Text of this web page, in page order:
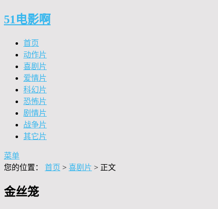
51电影啊
首页
动作片
喜剧片
爱情片
科幻片
恐怖片
剧情片
战争片
其它片
菜单
您的位置： 首页 > 喜剧片 > 正文
金丝笼